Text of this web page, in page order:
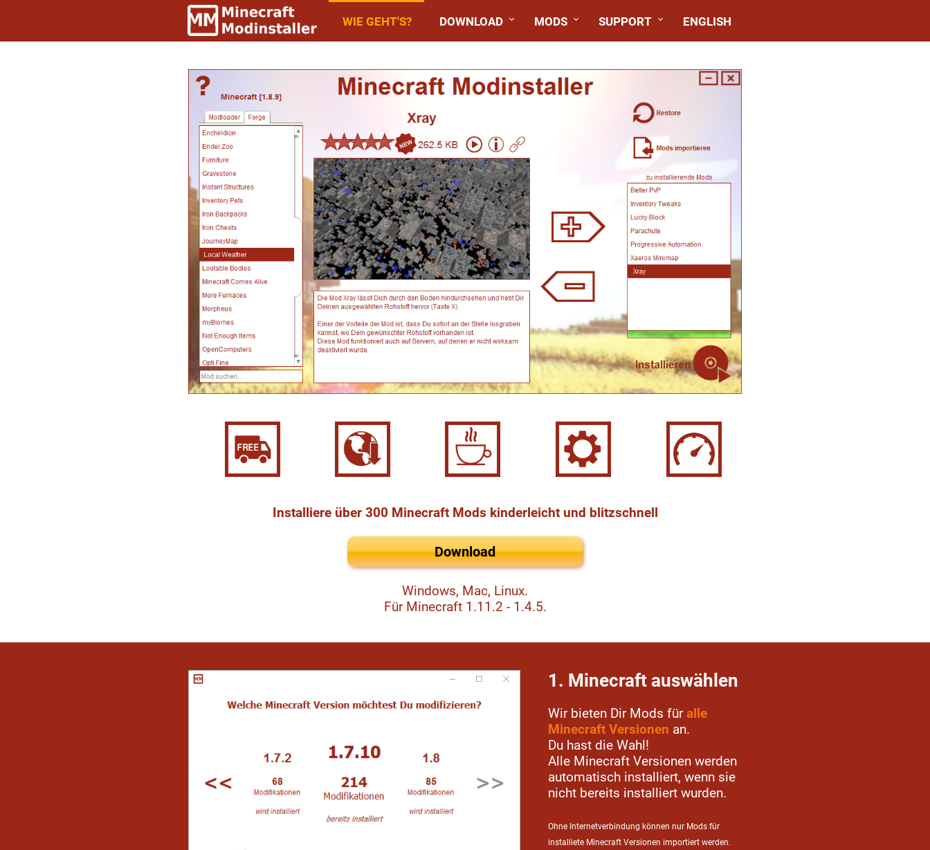
WIE GEHT'S? DOWNLOAD MODS SUPPORT ENGLISH
Installiere über 300 Minecraft Mods kinderleicht und blitzschnell
Download
Windows, Mac, Linux.
Für Minecraft 1.11.2 - 1.4.5.
1. Minecraft auswählen
Wir bieten Dir Mods füralle
Minecraft Versionen an.
Du hast die Wahl!
Alle Minecraft Versionen werden
automatisch installiert, wenn sie
nicht bereits installiert wurden.
Ohne Internetverbindung können nur Mods für
installiete Minecraft Versionen importiert werden.